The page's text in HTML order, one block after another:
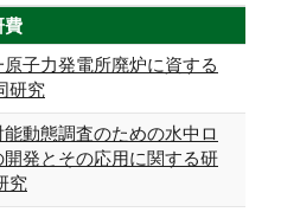
費
子力発電所廃炉に資する
研究
動態調査のための水中ロ
開発とその応用に関する研
究